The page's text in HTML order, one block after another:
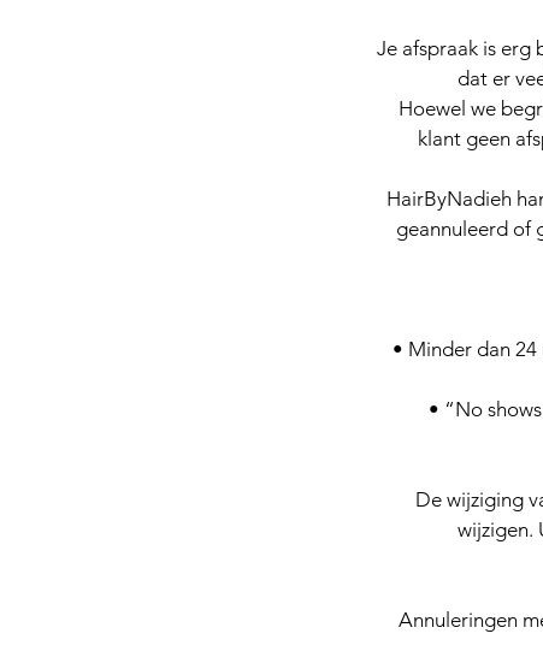
Je afspraak is erg
dat er
Hoewel we
klant geen
HairByNadieh
geannuleerd of
• Minder dan
• “No
De wijziging
wijzigen.
Annuleringen